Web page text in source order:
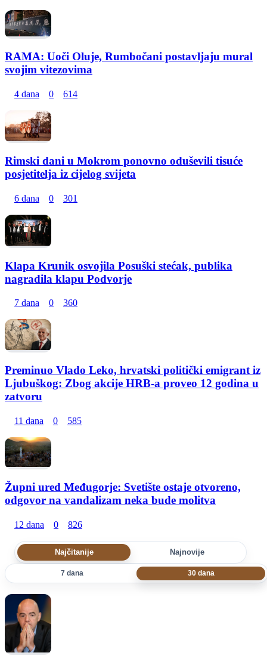
RAMA: Uoči Oluje, Rumbočani postavljaju mural
svojim vitezovima
4 dana 0 614
Rimski dani u Mokrom ponovno oduševili tisuće
posjetitelja iz cijelog svijeta
6 dana 0 301
Klapa Krunik osvojila Posuški stećak, publika
nagradila klapu Podvorje
7 dana 0 360
Preminuo Vlado Leko, hrvatski politički emigrant iz
Ljubuškog: Zbog akcije HRB-a proveo 12 godina u
zatvoru
11 dana 0 585
Župni ured Međugorje: Svetište ostaje otvoreno,
odgovor na vandalizam neka bude molitva
12 dana 0 826
Najčitanije Najnovije
7 dana 30 dana